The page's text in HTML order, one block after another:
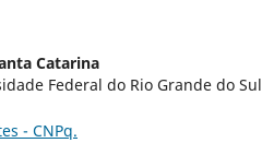
Catarina
Federal do Rio Grande do Sul
- CNPq.